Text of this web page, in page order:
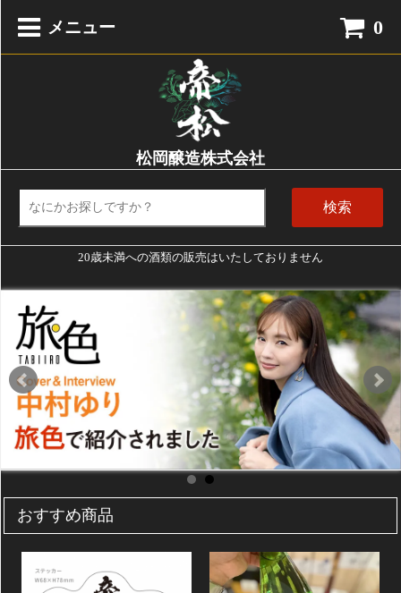
メニュー 0
松岡醸造株式会社
検索
20歳未満への酒類の販売はいたしておりません
おすすめ商品